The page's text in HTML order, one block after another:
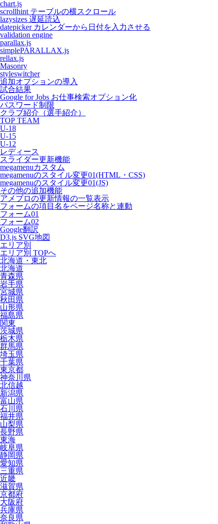
chart.js
scrollhint テーブルの横スクロール
lazysizes 遅延読込
datepicker カレンダーから日付を入力させる
validation engine
parallax.js
simplePARALLAX.js
rellax.js
Masonry
styleswitcher
追加オプションの導入
試合結果
Google for Jobs お仕事検索オプション化
パスワード制限
クラブ紹介（選手紹介）
TOP TEAM
U-18
U-15
U-12
レディース
スライダー更新機能
megamenuカスタム
megamenuのスタイル変更01(HTML・CSS)
megamenuのスタイル変更01(JS)
その他の追加機能
アメブロの更新情報の一覧表示
フォームの項目名をページ名称と連動
フォーム01
フォーム02
Google翻訳
D3.js SVG地図
エリア別
エリア別 TOPへ
北海道・東北
北海道
青森県
岩手県
宮城県
秋田県
山形県
福島県
関東
茨城県
栃木県
群馬県
埼玉県
千葉県
東京都
神奈川県
北信越
新潟県
富山県
石川県
福井県
山梨県
長野県
東海
岐阜県
静岡県
愛知県
三重県
近畿
滋賀県
京都府
大阪府
兵庫県
奈良県